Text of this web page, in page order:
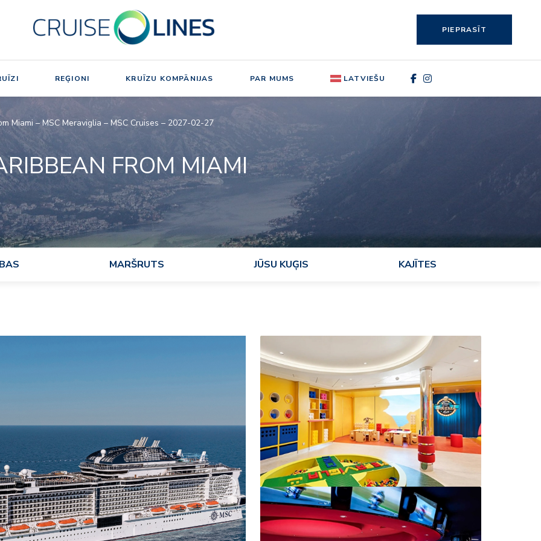
PIEPRASĪT
REĢIONI KRUĪZU KOMPĀNIJAS PAR MUMS LATVIEŠU
Miami – MSC Meraviglia – MSC Cruises – 2027-02-27
FROM MIAMI
MARŠRUTS JŪSU KUĢIS KAJĪTES